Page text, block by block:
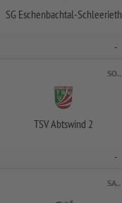
SG Eschenbachtal-Schleerieth
-
SO..
TSV Abtswind 2
-
SA..